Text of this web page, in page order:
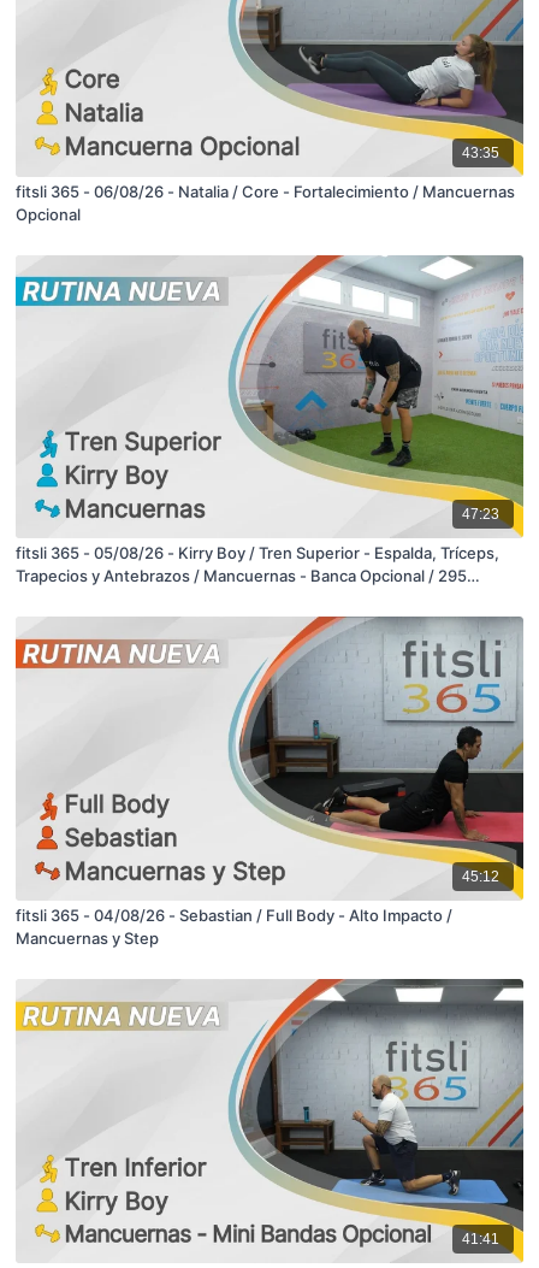
43:35
fitsli 365 - 06/08/26 - Natalia / Core - Fortalecimiento / Mancuernas
Opcional
47:23
fitsli 365 - 05/08/26 - Kirry Boy / Tren Superior - Espalda, Tríceps,
Trapecios y Antebrazos / Mancuernas - Banca Opcional / 295
45:12
fitsli 365 - 04/08/26 - Sebastian / Full Body - Alto Impacto /
Mancuernas y Step
41:41